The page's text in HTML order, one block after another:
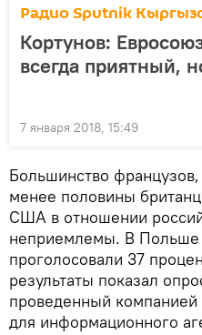
Радио Sputnik
Кортунов:
всегда приятный,
7 января 2018, 15:49
Большинство
менее половины
США в отношении
неприемлемы. В Польше
проголосовали 37
результаты показал
проведенный компанией
для информационного